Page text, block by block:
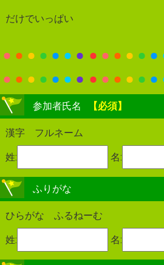
だけでいっぱい
参加者氏名 【必須】
漢字 フルネーム
姓: 名:
ふりがな
ひらがな ふるねーむ
姓: 名: